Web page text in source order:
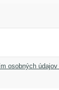
osobných údajov